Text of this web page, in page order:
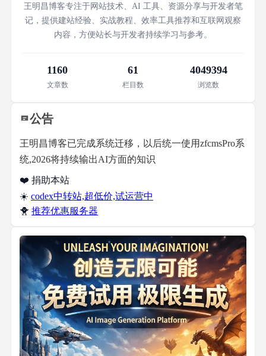
王明昌博客专注于网站技术、AI 工具、资源分享与开发者笔
记，提供建站经验、实战教程、效率工具推荐和互联网观察
内容，方便站长与开发者持续学习与参考。
1160
文章数
61
栏目数
4049394
浏览数
公告
王明昌博客已完成系统迁移，以后统一使用zfcmsPro系
统,2026将持续输出AI方面的知识
❤️ 捐助本站
☀️ codex中转站,超低价,试运营中
🐥 推荐优惠服务器